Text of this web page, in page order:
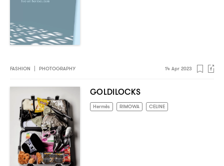
FASHION PHOTOGRAPHY 14 Apr 2023
GOLDILOCKS
Hermès RIMOWA CELINE